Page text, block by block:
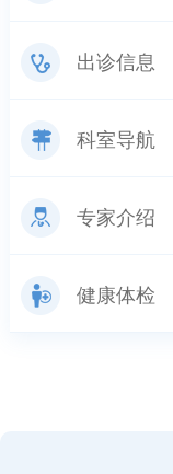
出诊信息
科室导航
专家介绍
健康体检